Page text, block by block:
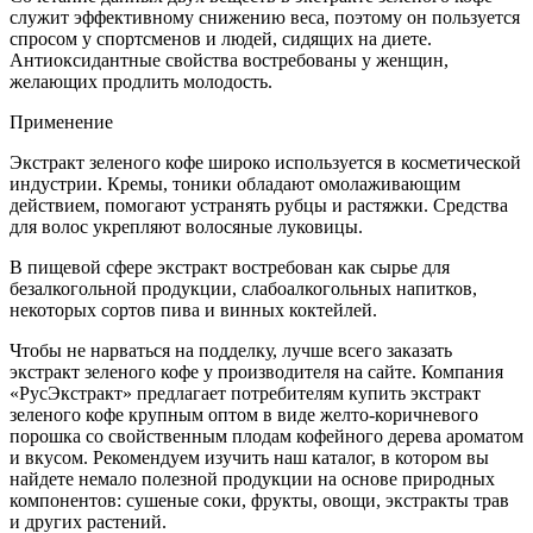
служит эффективному снижению веса, поэтому он пользуется
спросом у спортсменов и людей, сидящих на диете.
Антиоксидантные свойства востребованы у женщин,
желающих продлить молодость.
Применение
Экстракт зеленого кофе широко используется в косметической
индустрии. Кремы, тоники обладают омолаживающим
действием, помогают устранять рубцы и растяжки. Средства
для волос укрепляют волосяные луковицы.
В пищевой сфере экстракт востребован как сырье для
безалкогольной продукции, слабоалкогольных напитков,
некоторых сортов пива и винных коктейлей.
Чтобы не нарваться на подделку, лучше всего заказать
экстракт зеленого кофе у производителя на сайте. Компания
«РусЭкстракт» предлагает потребителям купить экстракт
зеленого кофе крупным оптом в виде желто-коричневого
порошка со свойственным плодам кофейного дерева ароматом
и вкусом. Рекомендуем изучить наш каталог, в котором вы
найдете немало полезной продукции на основе природных
компонентов: сушеные соки, фрукты, овощи, экстракты трав
и других растений.